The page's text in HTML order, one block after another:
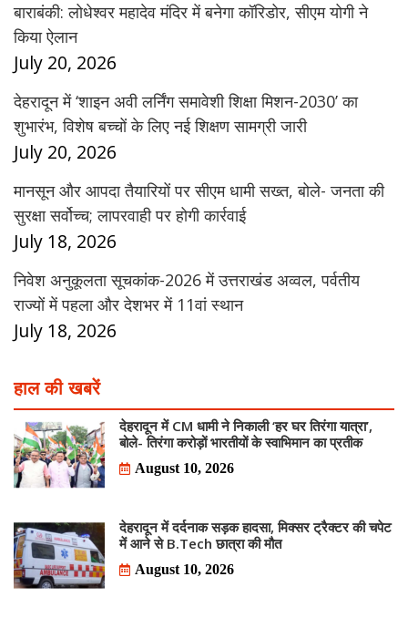
बाराबंकी: लोधेश्वर महादेव मंदिर में बनेगा कॉरिडोर, सीएम योगी ने
किया ऐलान
July 20, 2026
देहरादून में ‘शाइन अवी लर्निंग समावेशी शिक्षा मिशन-2030’ का
शुभारंभ, विशेष बच्चों के लिए नई शिक्षण सामग्री जारी
July 20, 2026
मानसून और आपदा तैयारियों पर सीएम धामी सख्त, बोले- जनता की
सुरक्षा सर्वोच्च; लापरवाही पर होगी कार्रवाई
July 18, 2026
निवेश अनुकूलता सूचकांक-2026 में उत्तराखंड अव्वल, पर्वतीय
राज्यों में पहला और देशभर में 11वां स्थान
July 18, 2026
हाल की खबरें
देहरादून में CM धामी ने निकाली ‘हर घर तिरंगा यात्रा’,
बोले- तिरंगा करोड़ों भारतीयों के स्वाभिमान का प्रतीक
August 10, 2026
देहरादून में दर्दनाक सड़क हादसा, मिक्सर ट्रैक्टर की चपेट
में आने से B.Tech छात्रा की मौत
August 10, 2026